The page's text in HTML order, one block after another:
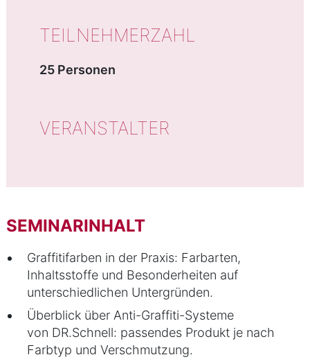
SEMINARINHALT
Graffitifarben in der Praxis: Farbarten,
Inhaltsstoffe und Besonderheiten auf
unterschiedlichen Untergründen.
Überblick über Anti-Graffiti-Systeme
von DR.Schnell: passendes Produkt je nach
Farbtyp und Verschmutzung.
TEILNEHMERZAHL
25 Personen
VERANSTALTER